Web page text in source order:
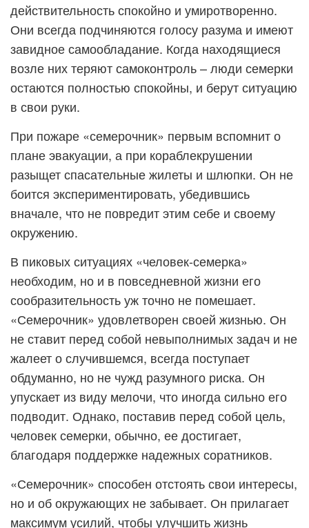
действительность спокойно и умиротворенно.
Они всегда подчиняются голосу разума и имеют
завидное самообладание. Когда находящиеся
возле них теряют самоконтроль – люди семерки
остаются полностью спокойны, и берут ситуацию
в свои руки.
При пожаре «семерочник» первым вспомнит о
плане эвакуации, а при кораблекрушении
разыщет спасательные жилеты и шлюпки. Он не
боится экспериментировать, убедившись
вначале, что не повредит этим себе и своему
окружению.
В пиковых ситуациях «человек-семерка»
необходим, но и в повседневной жизни его
сообразительность уж точно не помешает.
«Семерочник» удовлетворен своей жизнью. Он
не ставит перед собой невыполнимых задач и не
жалеет о случившемся, всегда поступает
обдуманно, но не чужд разумного риска. Он
упускает из виду мелочи, что иногда сильно его
подводит. Однако, поставив перед собой цель,
человек семерки, обычно, ее достигает,
благодаря поддержке надежных соратников.
«Семерочник» способен отстоять свои интересы,
но и об окружающих не забывает. Он прилагает
максимум усилий, чтобы улучшить жизнь